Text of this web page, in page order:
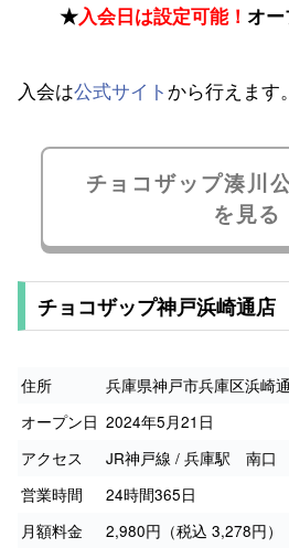
★入会日は設定可能！ オ
入会は公式サイト から行えます。
チョコザップ湊川
を見る
チョコザップ神戸浜崎通店
住所
兵庫県神戸市兵庫区浜
オープン日 2024年5月21日
アクセス
JR神戸線 / 兵庫駅 南口
営業時間
24時間365日
月額料金
2,980円（税込 3,278円）